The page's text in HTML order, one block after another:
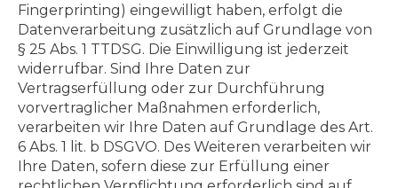
Fingerprinting) eingewilligt haben, erfolgt die
Datenverarbeitung zusätzlich auf Grundlage von
§ 25 Abs. 1 TTDSG. Die Einwilligung ist jederzeit
widerrufbar. Sind Ihre Daten zur
Vertragserfüllung oder zur Durchführung
vorvertraglicher Maßnahmen erforderlich,
verarbeiten wir Ihre Daten auf Grundlage des Art.
6 Abs. 1 lit. b DSGVO. Des Weiteren verarbeiten wir
Ihre Daten, sofern diese zur Erfüllung einer